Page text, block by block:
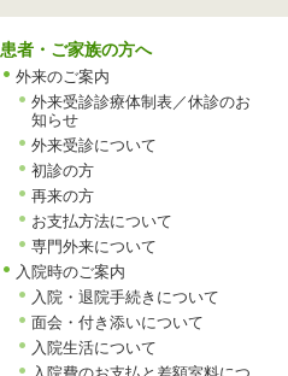
患者・ご家族の方へ
外来のご案内
外来受診診療体制表／休診のお
知らせ
外来受診について
初診の方
再来の方
お支払方法について
専門外来について
入院時のご案内
入院・退院手続きについて
面会・付き添いについて
入院生活について